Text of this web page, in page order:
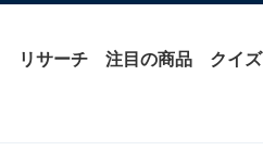
リサーチ 注目の商品 クイズ